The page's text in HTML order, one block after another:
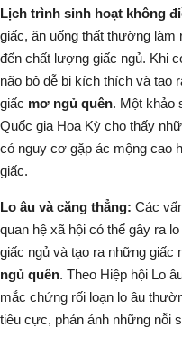
Lịch trình sinh hoạt không
giấc, ăn uống thất thường làm
đến chất lượng giấc ngủ. Khi
não bộ dễ bị kích thích và tạo
giấc mơ ngủ quên. Một khảo
Quốc gia Hoa Kỳ cho thấy
có nguy cơ gặp ác mộng cao
giấc.
Lo âu và căng thẳng: Các
quan hệ xã hội có thể gây ra
giấc ngủ và tạo ra những giấc
ngủ quên. Theo Hiệp hội Lo
mắc chứng rối loạn lo âu
tiêu cực, phản ánh những nỗi